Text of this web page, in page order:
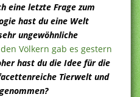
eine letzte Frage zum
hast du eine Welt
ungewöhnliche
Völkern gab es gestern
hast du die Idee für die
Tierwelt und